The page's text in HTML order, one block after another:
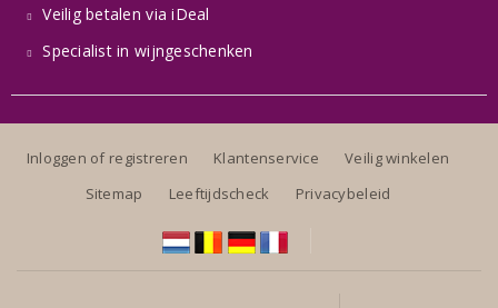
Veilig betalen via iDeal
Specialist in wijngeschenken
Inloggen of registreren Klantenservice
Veilig winkelen
Sitemap
Leeftijdscheck Privacybeleid